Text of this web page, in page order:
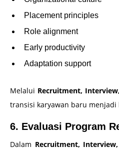
Placement principles
Role alignment
Early productivity
Adaptation support
Melalui Recruitment,
transisi karyawan baru
6. Evaluasi Program
Dalam Recruitment,